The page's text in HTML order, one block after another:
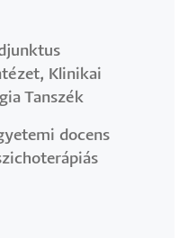
Klinikai
Tanszék
docens